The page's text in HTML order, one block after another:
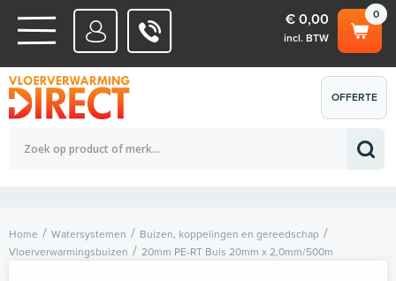
WATERSYSTEMEN
ELEKTRISCHE SYSTEMEN
0
€ 0,00
incl. BTW
Totaalbedrag (incl. BTW) € 0,00
OFFERTE
AANVRAGEN
Home Watersystemen
Buizen, koppelingen en gereedschap
Vloerverwarmingsbuizen
20mm PE-RT Buis 20mm x 2,0mm/500m